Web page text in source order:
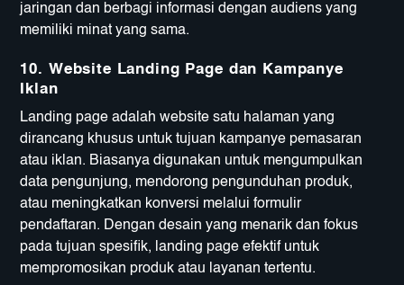
jaringan dan berbagi informasi dengan audiens yang
memiliki minat yang sama.
10. Website Landing Page dan Kampanye
Iklan
Landing page adalah website satu halaman yang
dirancang khusus untuk tujuan kampanye pemasaran
atau iklan. Biasanya digunakan untuk mengumpulkan
data pengunjung, mendorong pengunduhan produk,
atau meningkatkan konversi melalui formulir
pendaftaran. Dengan desain yang menarik dan fokus
pada tujuan spesifik, landing page efektif untuk
mempromosikan produk atau layanan tertentu.